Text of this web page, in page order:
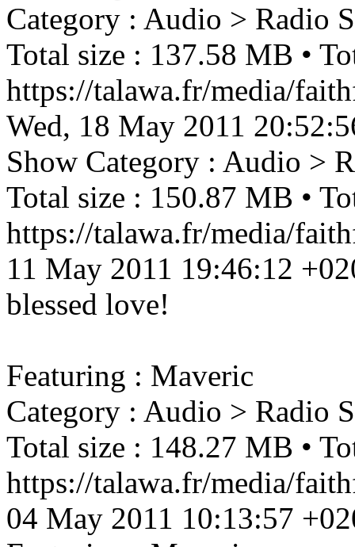
Category : Audio > Radio
Total size : 137.58 MB •
https://talawa.fr/media/
Wed, 18 May 2011
Show Category : Audio >
Total size : 150.87 MB •
https://talawa.fr/media/
11 May 2011 19:46:12
blessed love!
Featuring : Maveric
Category : Audio > Radio
Total size : 148.27 MB •
https://talawa.fr/media/
04 May 2011 10:13:57